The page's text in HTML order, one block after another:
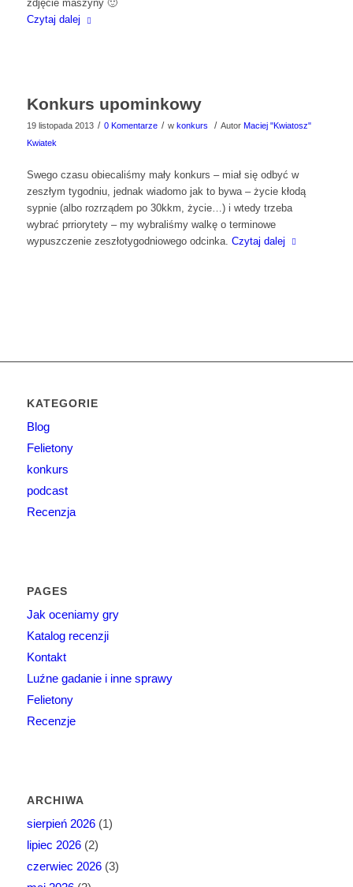
zdjęcie maszyny 🙂
Czytaj dalej
Konkurs upominkowy
19 listopada 2013 / 0 Komentarze / w konkurs / Autor Maciej "Kwiatosz"
Kwiatek
Swego czasu obiecaliśmy mały konkurs – miał się odbyć w
zeszłym tygodniu, jednak wiadomo jak to bywa – życie kłodą
sypnie (albo rozrządem po 30kkm, życie…) i wtedy trzeba
wybrać prriorytety – my wybraliśmy walkę o terminowe
wypuszczenie zeszłotygodniowego odcinka. Czytaj dalej
KATEGORIE
Blog
Felietony
konkurs
podcast
Recenzja
PAGES
Jak oceniamy gry
Katalog recenzji
Kontakt
Luźne gadanie i inne sprawy
Felietony
Recenzje
ARCHIWA
sierpień 2026(1)
lipiec 2026(2)
czerwiec 2026(3)